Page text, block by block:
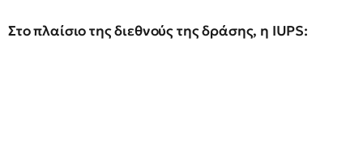
Στο πλαίσιο της διεθνούς της δράσης, η IUPS: